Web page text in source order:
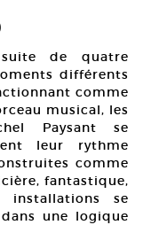
de quatre
différents
comme
musical, les
Paysant se
leur rythme
comme
fantastique,
se
une logique